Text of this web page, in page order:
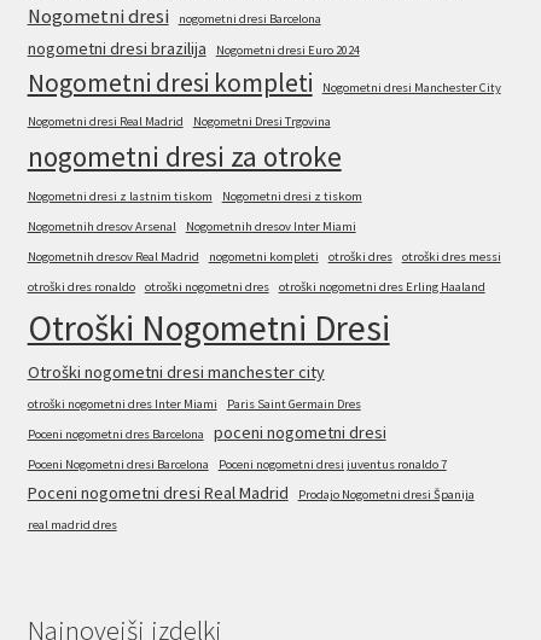
Nogometni dresi nogometni dresi Barcelona
nogometni dresi brazilija Nogometni dresi Euro 2024
Nogometni dresi kompleti Nogometni dresi Manchester City
Nogometni dresi Real Madrid Nogometni Dresi Trgovina
nogometni dresi za otroke
Nogometni dresi z lastnim tiskom
Nogometni dresi z tiskom
Nogometnih dresov Arsenal
Nogometnih dresov Inter Miami
Nogometnih dresov Real Madrid
nogometni kompleti otroški dres
otroški dres messi
otroški dres ronaldo
otroški nogometni dres otroški nogometni dres Erling Haaland
Otroški Nogometni Dresi
Otroški nogometni dresi manchester city
otroški nogometni dres Inter Miami
Paris Saint Germain Dres
Poceni nogometni dres Barcelona
poceni nogometni dresi
Poceni Nogometni dresi Barcelona Poceni nogometni dresi juventus ronaldo 7
Poceni nogometni dresi Real Madrid
Prodajo Nogometni dresi Španija
real madrid dres
Najnovejši izdelki